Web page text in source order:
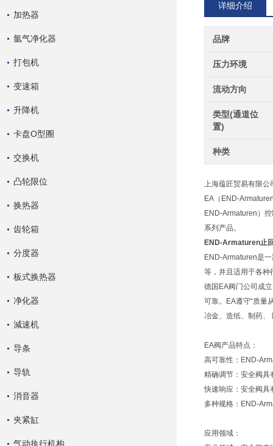
加热器
氩气净化器
打包机
变速箱
升降机
卡盘O型圈
交换机
凸轮限位
换热器
齿轮箱
分度器
板式换热器
净化器
減速机
导条
导轨
消音器
夹紧缸
气动执行机构
详细介绍
品牌
压力环境
流动方向
类型(通道位
置)
种类
上海蕴匠贸易有限
EA（END-
END-Armaturen）
系列产品。
END-Armaturen止
END-Armaturen是
等，并且适用于各种
德国EA阀门公司成
可靠。EA遵守“质量
冶金、造纸、制药
EA阀产品特点：
高可靠性：END-
精确调节：安全阀具
快速响应：安全阀具
多种规格：END-
应用领域：